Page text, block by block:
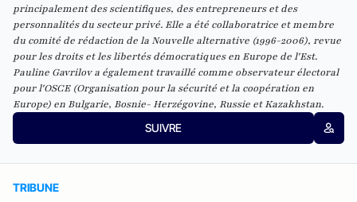
principalement des scientifiques, des entrepreneurs et des
personnalités du secteur privé. Elle a été collaboratrice et membre
du comité de rédaction de la Nouvelle alternative (1996-2006), revue
pour les droits et les libertés démocratiques en Europe de l'Est.
Pauline Gavrilov a également travaillé comme observateur électoral
pour l'OSCE (Organisation pour la sécurité et la coopération en
Europe) en Bulgarie, Bosnie- Herzégovine, Russie et Kazakhstan.
SUIVRE
TRIBUNE